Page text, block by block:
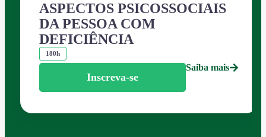
ASPECTOS PSICOSSOCIAIS
DA PESSOA COM
DEFICIÊNCIA
180h
Inscreva-se
Saiba mais